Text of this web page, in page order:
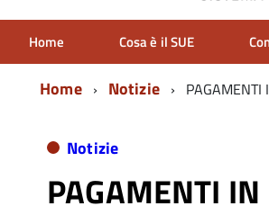
Home Cosa è il SUE
Home Notizie PAGAMENTI
Notizie
PAGAMENTI IN